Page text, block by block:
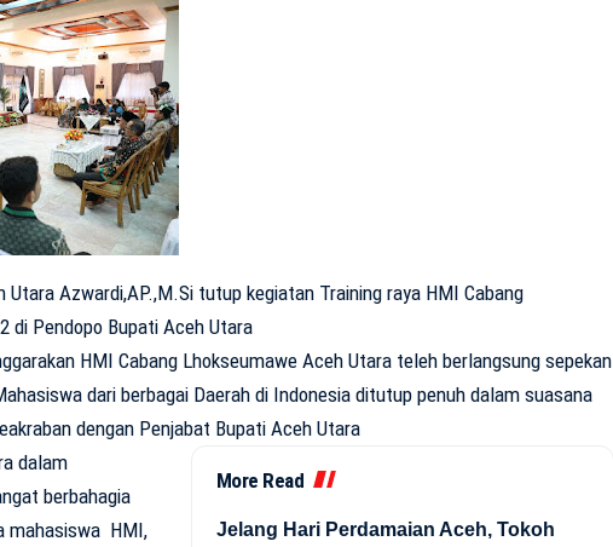
Utara Azwardi,AP.,M.Si tutup kegiatan Training raya HMI Cabang
di Pendopo Bupati Aceh Utara
HMI Cabang Lhokseumawe Aceh Utara teleh berlangsung sepekan
dari berbagai Daerah di Indonesia ditutup penuh dalam suasana
dengan Penjabat Bupati Aceh Utara
More Read
Jelang Hari Perdamaian Aceh, Tokoh
dalam
berbahagia
mahasiswa HMI,